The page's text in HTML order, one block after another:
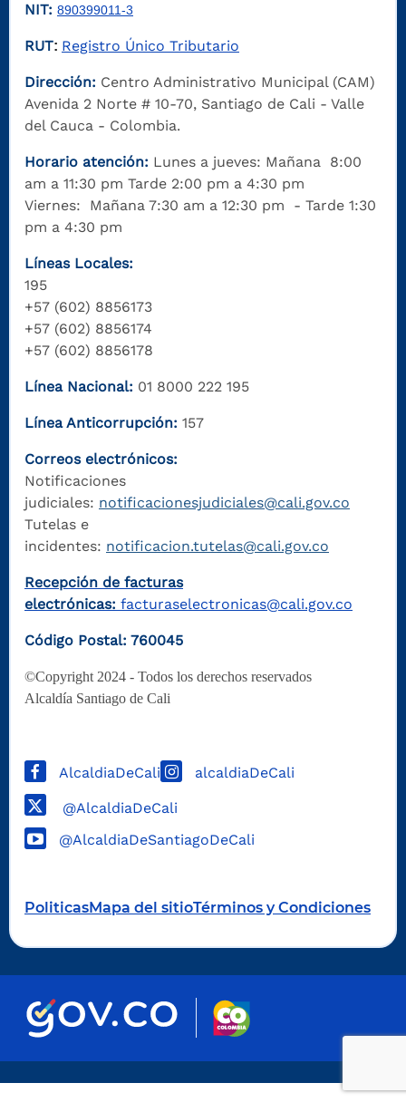
NIT: 890399011-3
RUT: Registro Único Tributario
Dirección: Centro Administrativo Municipal (CAM)
Avenida 2 Norte # 10-70, Santiago de Cali - Valle
del Cauca - Colombia.
Horario atención: Lunes a jueves: Mañana 8:00
am a 11:30 pm Tarde 2:00 pm a 4:30 pm
Viernes: Mañana 7:30 am a 12:30 pm - Tarde 1:30
pm a 4:30 pm
Líneas Locales:
195
+57 (602) 8856173
+57 (602) 8856174
+57 (602) 8856178
Línea Nacional: 01 8000 222 195
Línea Anticorrupción: 157
Correos electrónicos:
Notificaciones
judiciales: notificacionesjudiciales@cali.gov.co
Tutelas e
incidentes: notificacion.tutelas@cali.gov.co
Recepción de facturas
electrónicas: facturaselectronicas@cali.gov.co
Código Postal: 760045
©Copyright 2024 - Todos los derechos reservados
Alcaldía Santiago de Cali
AlcaldiaDeCali alcaldiaDeCali
@AlcaldiaDeCali
@AlcaldiaDeSantiagoDeCali
PoliticasMapa del sitioTérminos y Condiciones